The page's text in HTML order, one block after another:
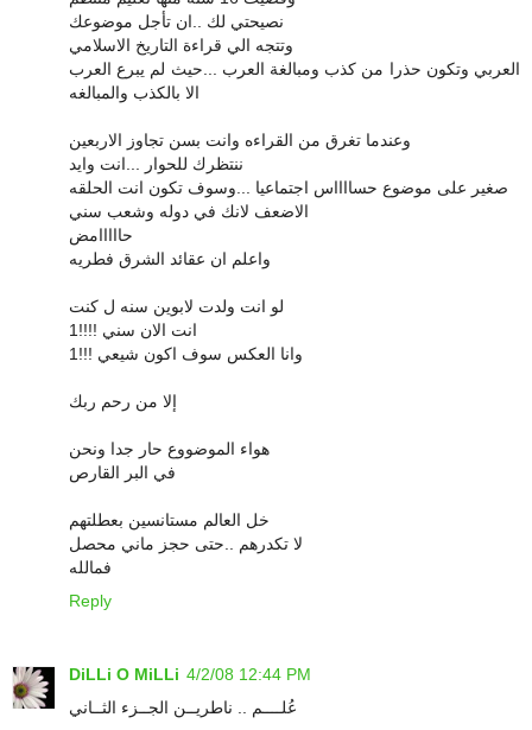
نصيحتي لك ..ان تأجل موضوعك
وتتجه الي قراءة التاريخ الاسلامي
العربي وتكون حذرا من كذب ومبالغة العرب ...حيث لم يبرع العرب
الا بالكذب والمبالغه
وعندما تغرق من القراءه وانت بسن تجاوز الاربعين
ننتظرك للحوار ...انت وايد
صغير على موضوع حسااااس اجتماعيا ...وسوف تكون انت الحلقه
الاضعف لانك في دوله وشعب سني
حااااامض
واعلم ان عقائد الشرق فطريه
لو انت ولدت لابوين سنه ل كنت
انت الان سني !!!!1
وانا العكس سوف اكون شيعي !!!1
إلا من رحم ربك
هواء الموضووع حار جدا ونحن
في البر القارص
خل العالم مستانسين بعطلتهم
لا تكدرهم ..حتى حجز ماني محصل
فمالله
Reply
DiLLi O MiLLi 4/2/08 12:44 PM
عُلــــم .. ناطريــن الجــزء الثــاني